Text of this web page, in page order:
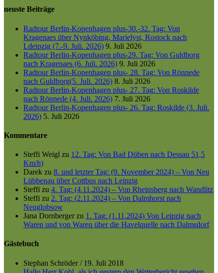
neuste Beiträge
Radtour Berlin-Kopenhagen plus-30.-32. Tag: Von
Kragenaes über Nynköbing, Marielyst, Rostock nach
Ldeipzig (7.-9. Juli. 2026) 9. Juli 2026
Radtour Berlin-Kopenhagen plus-29. Tag: Von Guldborg
nach Kragenaes (6. Juli. 2026) 9. Juli 2026
Radtour Berlin-Kopenhagen plus- 28. Tag: Von Rönnede
nach Guldborg(5. Juli. 2026) 8. Juli 2026
Radtour Berlin-Kopenhagen plus- 27. Tag: Von Roskilde
nach Rönnede (4. Juli. 2026) 7. Juli 2026
Radtour Berlin-Kopenhagen plus- 26. Tag: Roskilde (3. Juli.
2026) 5. Juli 2026
Kommentare
Steffi Weigl zu 12. Tag: Von Bad Düben nach Dessau 51,5
Km/h)
Darek zu 8. und letzter Tag: (9. November 2024) – Von Neu
Lübbenau über Cottbus nach Leipzig
Steffi zu 4. Tag: (4.11.2024) – Von Rheinsberg nach Wandlitz
Steffi zu 2. Tag: (2.11.2024) – Von Dalmhorst nach
Neuglobsow
Jana Dornbergerzu 1. Tag: (1.11.2024) Von Leipzig nach
Waren und von Waren über die Havelquelle nach Dalmsdorf
Gästebuch
Stephan Schröder/ 19. Juli 2018